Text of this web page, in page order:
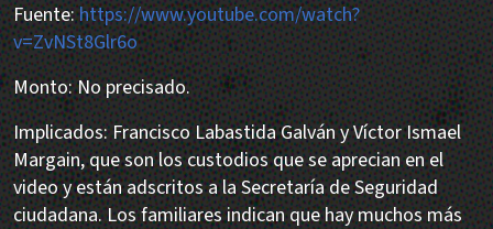
Fuente:https://www.youtube.com/watch?
v=ZvNSt8Glr6o
Monto: No precisado.
Implicados: Francisco Labastida Galván y Víctor Ismael
Margain, que son los custodios que se aprecian en el
video y están adscritos a la Secretaría de Seguridad
ciudadana. Los familiares indican que hay muchos más